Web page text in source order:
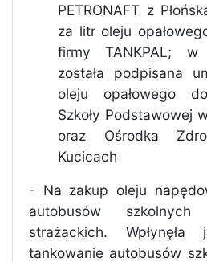
PETRONAFT z
za litr oleju
firmy TANKPAL; w
została podpisana
oleju opałowego
Szkoły Podstawowej
oraz Ośrodka
Kucicach
- Na zakup oleju
autobusów
strażackich.
tankowanie autobusów